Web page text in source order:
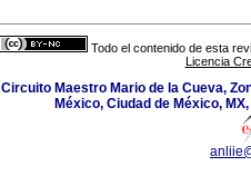
Todo el contenido de esta
Licencia
Circuito Maestro Mario de la Cueva,
México, Ciudad de México,